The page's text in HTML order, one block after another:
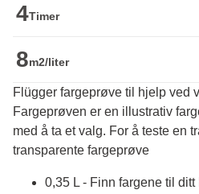
4Timer
8m2/liter
Flügger fargeprøve til hjelp ved
Fargeprøven er en illustrativ
med å ta et valg. For å teste en
transparente fargeprøve
0,35 L - Finn fargene til ditt